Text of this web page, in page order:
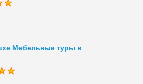
Мебельные туры в